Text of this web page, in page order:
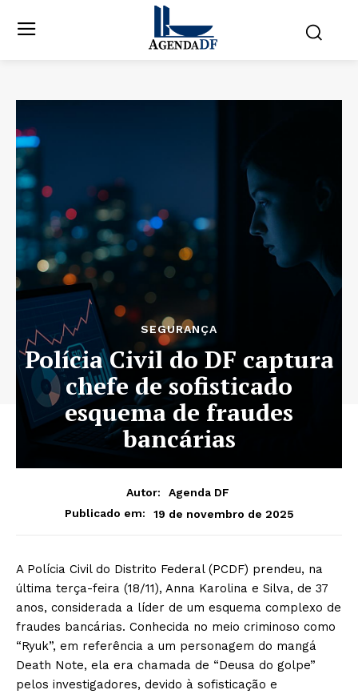
SEGURANÇA
Polícia Civil do DF captura
chefe de sofisticado
esquema de fraudes
bancárias
Autor:
Agenda DF
Publicado em:
19 de novembro de 2025
A Polícia Civil do Distrito Federal (PCDF) prendeu, na
última terça-feira (18/11), Anna Karolina e Silva, de 37
anos, considerada a líder de um esquema complexo de
fraudes bancárias. Conhecida no meio criminoso como
“Ryuk”, em referência a um personagem do mangá
Death Note, ela era chamada de “Deusa do golpe”
pelos investigadores, devido à sofisticação e